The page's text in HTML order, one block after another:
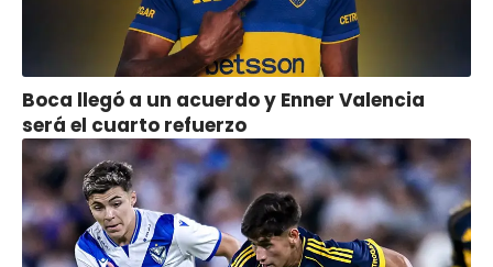
Boca llegó a un acuerdo y Enner Valencia
será el cuarto refuerzo